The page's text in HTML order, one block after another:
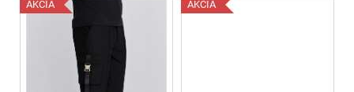
AKCIA AKCIA